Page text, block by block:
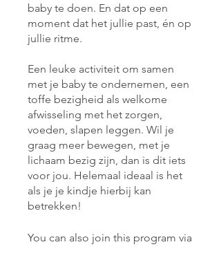
baby te doen. En dat op een
moment dat het jullie past, én op
jullie ritme.
Een leuke activiteit om samen
met je baby te ondernemen, een
toffe bezigheid als welkome
afwisseling met het zorgen,
voeden, slapen leggen. Wil je
graag meer bewegen, met je
lichaam bezig zijn, dan is dit iets
voor jou. Helemaal ideaal is het
als je je kindje hierbij kan
betrekken!
You can also join this program via